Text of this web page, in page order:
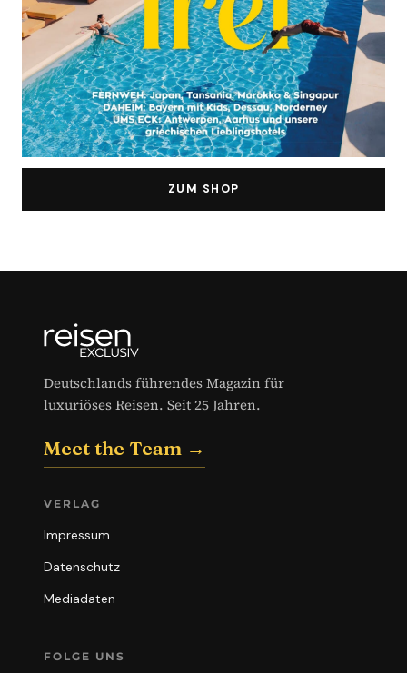
ZUM SHOP
Deutschlands führendes Magazin für
luxuriöses Reisen. Seit 25 Jahren.
Meet the Team →
VERLAG
Impressum
Datenschutz
Mediadaten
FOLGE UNS